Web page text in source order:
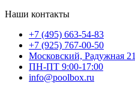
Наши контакты
+7 (495) 663-54-83
+7 (925) 767-00-50
Московский, Радужная 21
ПН-ПТ 9:00-17:00
info@poolbox.ru